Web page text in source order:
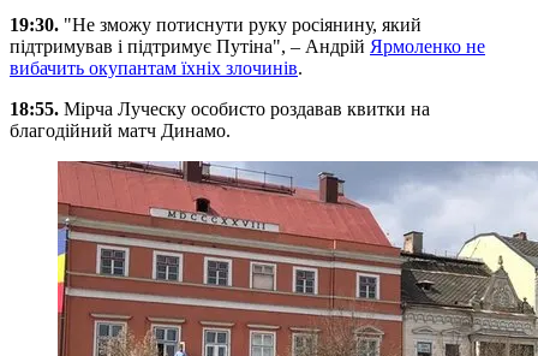
19:30. "Не зможу потиснути руку росіянину, який
підтримував і підтримує Путіна", – Андрій Ярмоленко не
вибачить окупантам їхніх злочинів.
18:55. Мірча Луческу особисто роздавав квитки на
благодійний матч Динамо.